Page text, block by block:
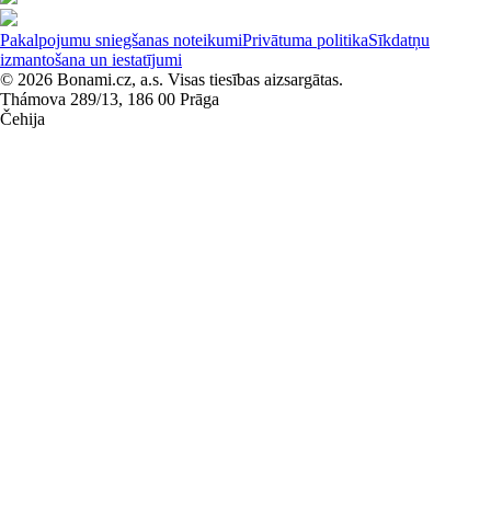
Pakalpojumu sniegšanas noteikumiPrivātuma politikaSīkdatņu
izmantošana un iestatījumi
© 2026 Bonami.cz, a.s. Visas tiesības aizsargātas.
Thámova 289/13, 186 00 Prāga
Čehija